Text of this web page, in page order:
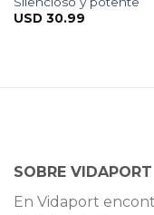
USD 30.99
SOBRE VIDAPORT
En Vidaport